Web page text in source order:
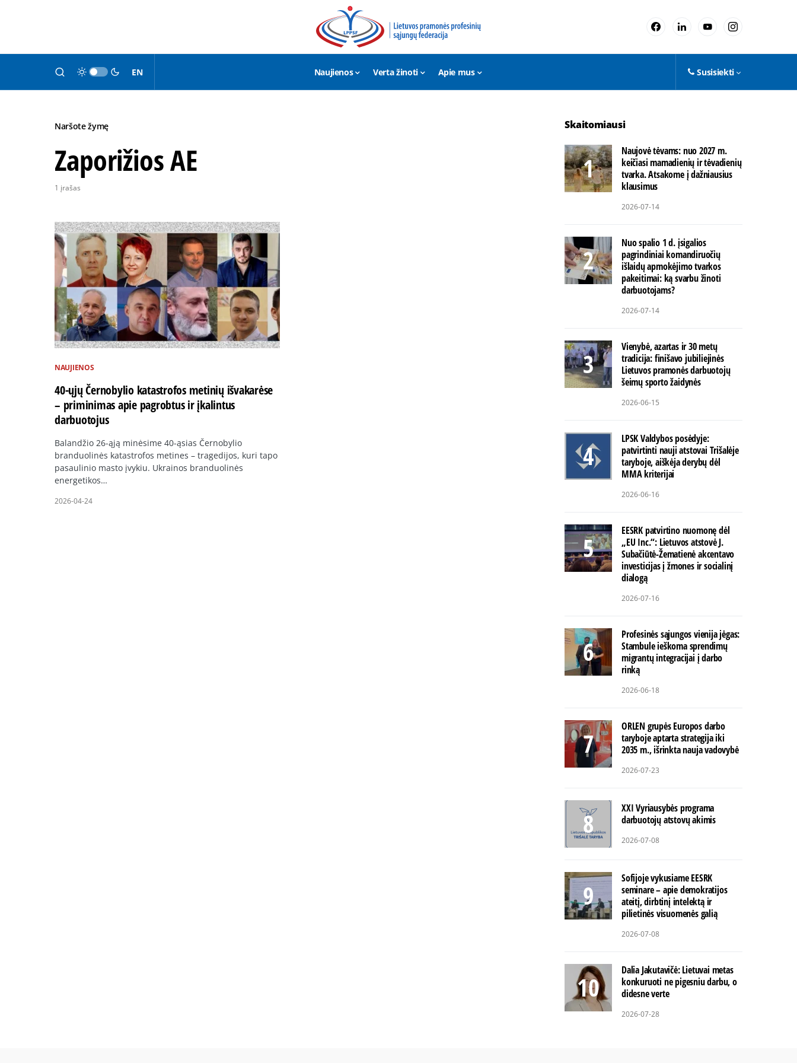
EN Naujienos Verta žinoti Apie mus Susisiekti
Naršote žymę
Zaporižios AE
1 įrašas
NAUJIENOS
40-ųjų Černobylio katastrofos metinių išvakarėse
– priminimas apie pagrobtus ir įkalintus
darbuotojus
Balandžio 26-ąją minėsime 40-ąsias Černobylio
branduolinės katastrofos metines – tragedijos, kuri tapo
pasaulinio masto įvykiu. Ukrainos branduolinės
energetikos…
2026-04-24
Skaitomiausi
Naujovė tėvams: nuo 2027 m.
keičiasi mamadienių ir tėvadienių
tvarka. Atsakome į dažniausius
klausimus
2026-07-14
Nuo spalio 1 d. įsigalios
pagrindiniai komandiruočių
išlaidų apmokėjimo tvarkos
pakeitimai: ką svarbu žinoti
darbuotojams?
2026-07-14
Vienybė, azartas ir 30 metų
tradicija: finišavo jubiliejinės
Lietuvos pramonės darbuotojų
šeimų sporto žaidynės
2026-06-15
LPSK Valdybos posėdyje:
patvirtinti nauji atstovai Trišalėje
taryboje, aiškėja derybų dėl
MMA kriterijai
2026-06-16
EESRK patvirtino nuomonę dėl
„EU Inc.“: Lietuvos atstovė J.
Subačiūtė-Žematienė akcentavo
investicijas į žmones ir socialinį
dialogą
2026-07-16
Profesinės sąjungos vienija jėgas:
Stambule ieškoma sprendimų
migrantų integracijai į darbo
rinką
2026-06-18
ORLEN grupės Europos darbo
taryboje aptarta strategija iki
2035 m., išrinkta nauja vadovybė
2026-07-23
XXI Vyriausybės programa
darbuotojų atstovų akimis
2026-07-08
Sofijoje vykusiame EESRK
seminare – apie demokratijos
ateitį, dirbtinį intelektą ir
pilietinės visuomenės galią
2026-07-08
Dalia Jakutavičė: Lietuvai metas
konkuruoti ne pigesniu darbu, o
didesne verte
2026-07-28